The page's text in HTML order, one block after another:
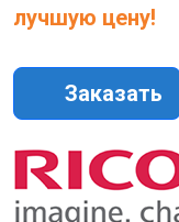
лучшую цену!
Заказать